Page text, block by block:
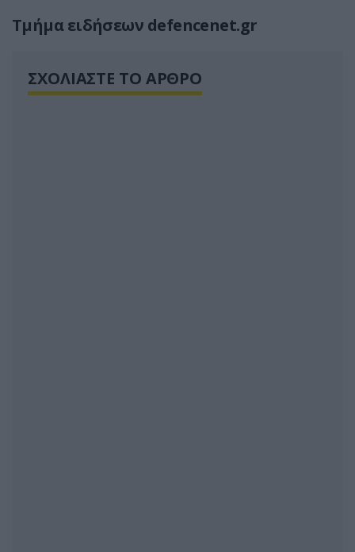
Τμήμα ειδήσεων defencenet.gr
ΣΧΟΛΙΑΣΤΕ ΤΟ ΑΡΘΡΟ